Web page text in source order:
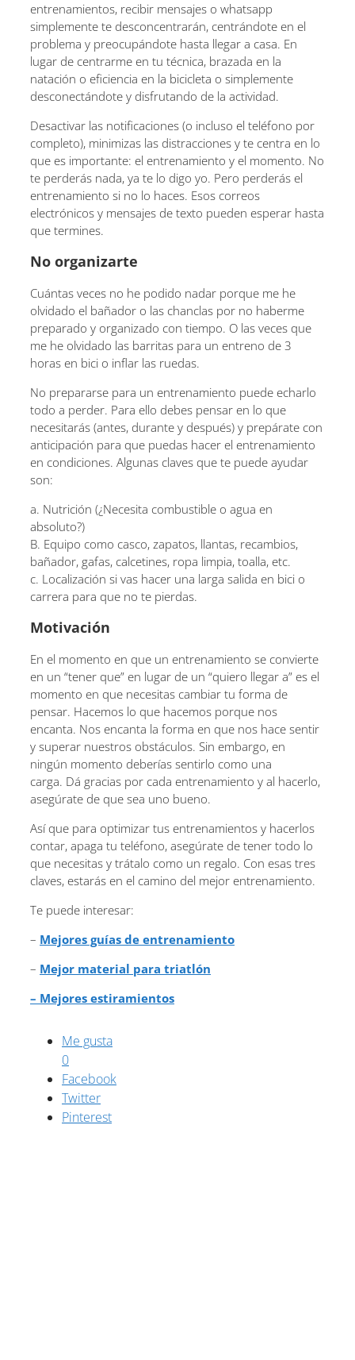
entrenamientos, recibir mensajes o whatsapp
simplemente te desconcentrarán, centrándote en el
problema y preocupándote hasta llegar a casa. En
lugar de centrarme en tu técnica, brazada en la
natación o eficiencia en la bicicleta o simplemente
desconectándote y disfrutando de la actividad.
Desactivar las notificaciones (o incluso el teléfono por
completo), minimizas las distracciones y te centra en lo
que es importante: el entrenamiento y el momento. No
te perderás nada, ya te lo digo yo. Pero perderás el
entrenamiento si no lo haces. Esos correos
electrónicos y mensajes de texto pueden esperar hasta
que termines.
No organizarte
Cuántas veces no he podido nadar porque me he
olvidado el bañador o las chanclas por no haberme
preparado y organizado con tiempo. O las veces que
me he olvidado las barritas para un entreno de 3
horas en bici o inflar las ruedas.
No prepararse para un entrenamiento puede echarlo
todo a perder. Para ello debes pensar en lo que
necesitarás (antes, durante y después) y prepárate con
anticipación para que puedas hacer el entrenamiento
en condiciones. Algunas claves que te puede ayudar
son:
a. Nutrición (¿Necesita combustible o agua en
absoluto?)
B. Equipo como casco, zapatos, llantas, recambios,
bañador, gafas, calcetines, ropa limpia, toalla, etc.
c. Localización si vas hacer una larga salida en bici o
carrera para que no te pierdas.
Motivación
En el momento en que un entrenamiento se convierte
en un “tener que” en lugar de un “quiero llegar a” es el
momento en que necesitas cambiar tu forma de
pensar. Hacemos lo que hacemos porque nos
encanta. Nos encanta la forma en que nos hace sentir
y superar nuestros obstáculos. Sin embargo, en
ningún momento deberías sentirlo como una
carga. Dá gracias por cada entrenamiento y al hacerlo,
asegúrate de que sea uno bueno.
Así que para optimizar tus entrenamientos y hacerlos
contar, apaga tu teléfono, asegúrate de tener todo lo
que necesitas y trátalo como un regalo. Con esas tres
claves, estarás en el camino del mejor entrenamiento.
Te puede interesar:
– Mejores guías de entrenamiento
– Mejor material para triatlón
– Mejores estiramientos
Me gusta
0
Facebook
Twitter
Pinterest